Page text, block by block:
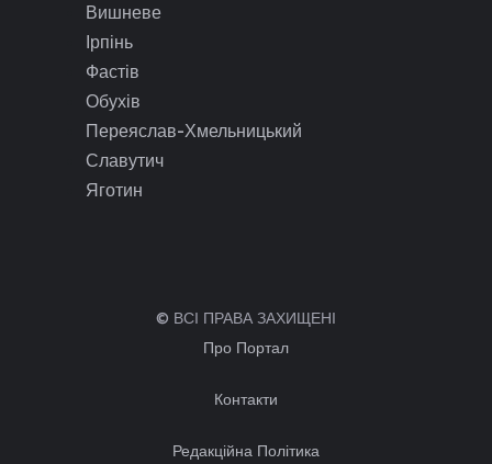
Вишневе
Ірпінь
Фастів
Обухів
Переяслав-Хмельницький
Славутич
Яготин
© ВСІ ПРАВА ЗАХИЩЕНІ
Про Портал
Контакти
Редакційна Політика